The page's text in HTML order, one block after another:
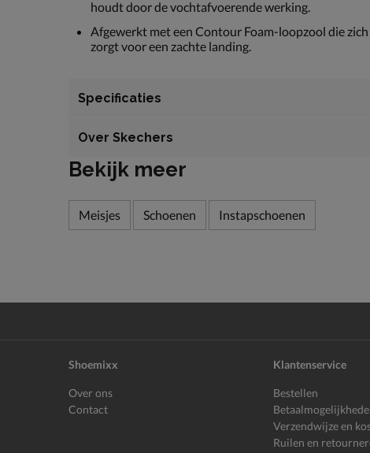
houdt door de vochtafvoerende werking.
Afgewerkt met een Contour Foam-loopzool die
zorgt voor een zachte landing.
Specificaties
Over Skechers
Bekijk meer
Meisjes Schoenen Instapschoenen
Shoemixx
Over ons
Contact
Klantenservice
Bestellen
Verzendwijze en
Ruilen en